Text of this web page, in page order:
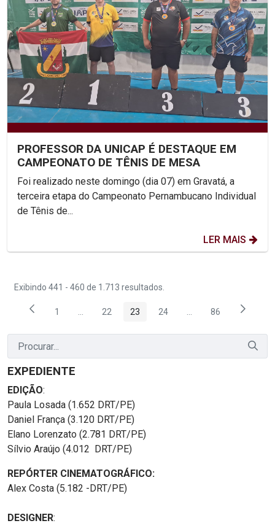
PROFESSOR DA UNICAP É DESTAQUE EM
CAMPEONATO DE TÊNIS DE MESA
Foi realizado neste domingo (dia 07) em Gravatá, a
terceira etapa do Campeonato Pernambucano Individual
de Tênis de...
LER MAIS
Exibindo 441 - 460 de 1.713 resultados.
Página
1 Páginas intermediárias Usar ABA para navegar.
Página
22 Página
23 Página
24 PáginasPágina
86
EXPEDIENTE
EDIÇÃO:
Paula Losada (1.652 DRT/PE)
Daniel França (3.120 DRT/PE)
Elano Lorenzato (2.781 DRT/PE)
Sílvio Araújo (4.012 DRT/PE)
REPÓRTER CINEMATOGRÁFICO:
Alex Costa (5.182 -DRT/PE)
DESIGNER: